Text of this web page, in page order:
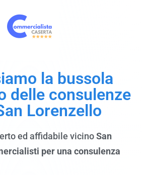
la bussola
delle consulenze
Lorenzello
ed affidabile vicinoSan
per una consulenza